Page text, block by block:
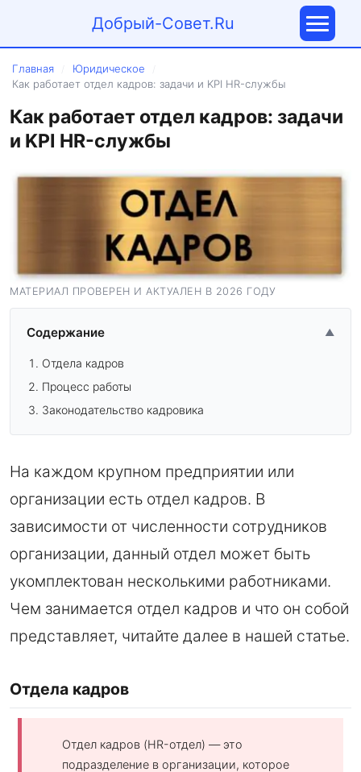
Добрый-Совет.Ru
Главная Юридическое
Как работает отдел кадров: задачи и KPI HR-службы
Как работает отдел кадров: задачи
и KPI HR-службы
МАТЕРИАЛ ПРОВЕРЕН И АКТУАЛЕН В 2026 ГОДУ
Содержание ▲
Отдела кадров
Процесс работы
Законодательство кадровика
На каждом крупном предприятии или
организации есть отдел кадров. В
зависимости от численности сотрудников
организации, данный отдел может быть
укомплектован несколькими работниками.
Чем занимается отдел кадров и что он собой
представляет, читайте далее в нашей статье.
Отдела кадров
Отдел кадров (HR-отдел) — это
подразделение в организации, которое